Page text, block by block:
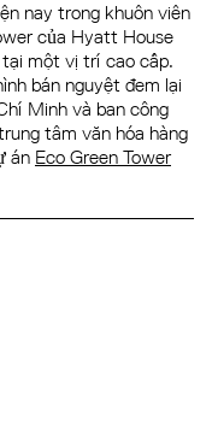
nay trong khuôn viên
của Hyatt House
một vị trí cao cấp.
bán nguyệt đem lại
Minh và ban công
tâm văn hóa hàng
án Eco Green Tower